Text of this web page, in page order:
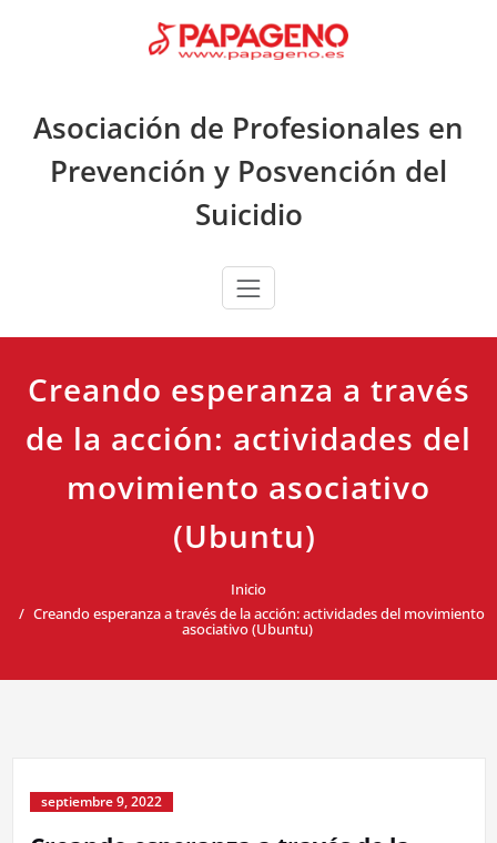
Asociación de Profesionales en
Prevención y Posvención del
Suicidio
Creando esperanza a través
de la acción: actividades del
movimiento asociativo
(Ubuntu)
Inicio
Creando esperanza a través de la acción: actividades del movimiento
asociativo (Ubuntu)
septiembre 9, 2022